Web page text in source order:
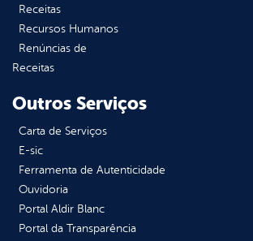
Receitas
Recursos Humanos
Renúncias de
Receitas
Outros Serviços
Carta de Serviços
E-sic
Ferramenta de Autenticidade
Ouvidoria
Portal Aldir Blanc
Portal da Transparência